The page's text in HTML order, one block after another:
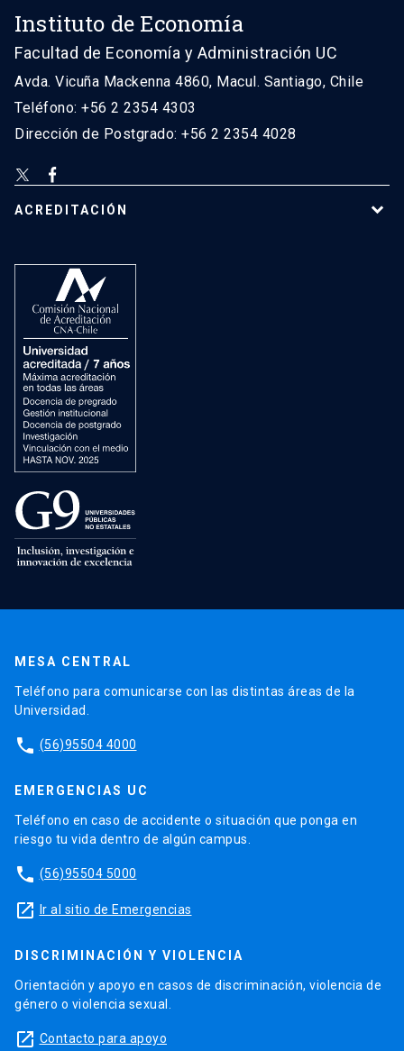
Instituto de Economía
Facultad de Economía y Administración UC
Avda. Vicuña Mackenna 4860, Macul. Santiago, Chile
Teléfono: +56 2 2354 4303
Dirección de Postgrado: +56 2 2354 4028
ACREDITACIÓN
MESA CENTRAL
Teléfono para comunicarse con las distintas áreas de la
Universidad.
phone (56)95504 4000
EMERGENCIAS UC
Teléfono en caso de accidente o situación que ponga en
riesgo tu vida dentro de algún campus.
phone (56)95504 5000
launch Ir al sitio de Emergencias
DISCRIMINACIÓN Y VIOLENCIA
Orientación y apoyo en casos de discriminación, violencia de
género o violencia sexual.
launch Contacto para apoyo